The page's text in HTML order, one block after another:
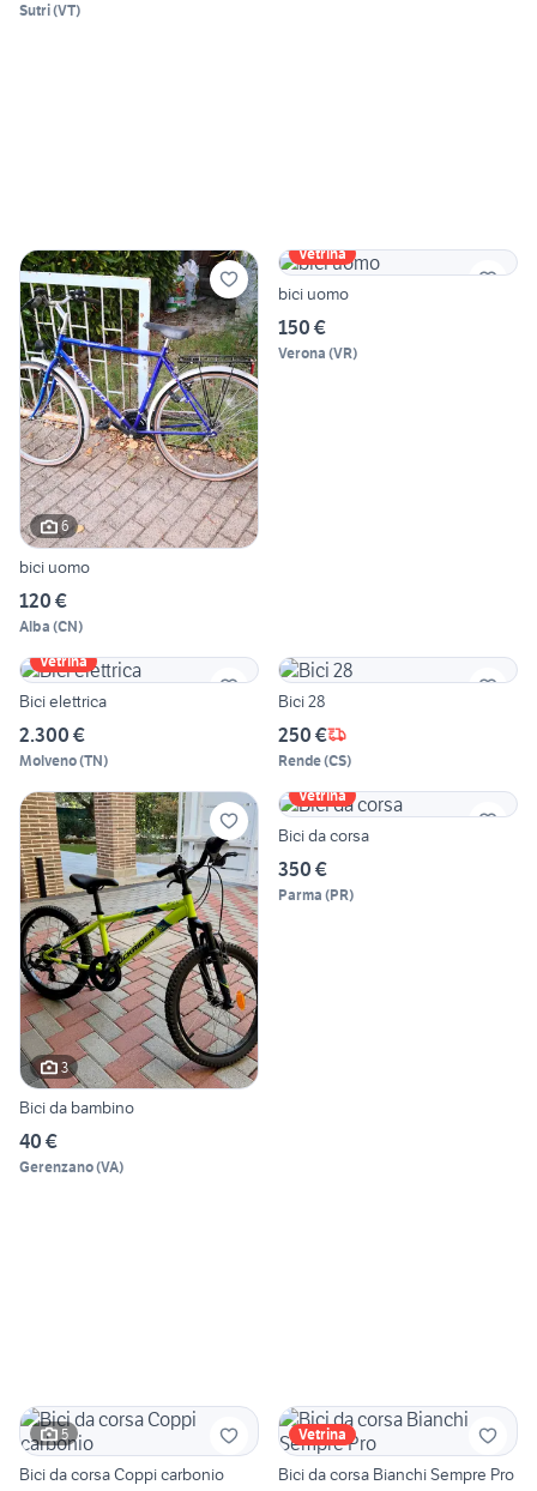
Sutri(VT)
6
bici uomo
120 €
Alba (CN)
Vetrina
bici uomo
150 €
Verona (VR)
Vetrina
Bici elettrica
2.300 €
Molveno(TN)
Bici 28
250 €
Rende(CS)
3
Bici da bambino
40 €
Gerenzano(VA)
Vetrina
Bici da corsa
350 €
Parma (PR)
5
Bici da corsa Coppi carbonio
Vetrina
Bici da corsa Bianchi Sempre Pro